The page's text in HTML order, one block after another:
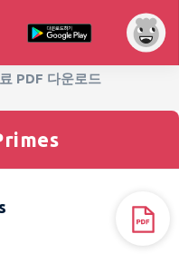
PDF 다운로드